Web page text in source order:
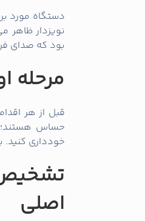
دستگاه مورد
نویزدار ظاهر
بود که صدای
مرحله
قبل از هر
حساس هستند؛
خودداری کنید.
اصلی